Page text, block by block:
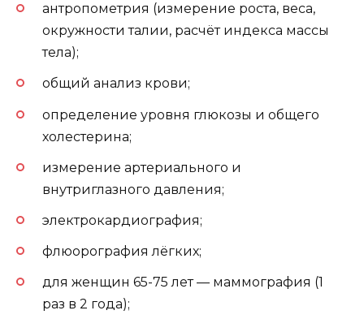
антропометрия (измерение роста, веса,
окружности талии, расчёт индекса массы
тела);
общий анализ крови;
определение уровня глюкозы и общего
холестерина;
измерение артериального и
внутриглазного давления;
электрокардиография;
флюорография лёгких;
для женщин 65-75 лет — маммография (1
раз в 2 года);